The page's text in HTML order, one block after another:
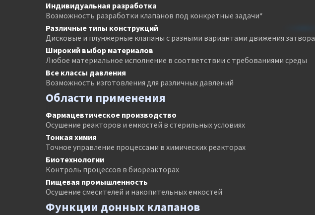
Индивидуальная разработка
Возможность разработки клапанов под конкретные задачи*
Различные типы конструкций
Дисковые и плунжерные клапаны с разными вариантами движения затвора
Широкий выбор материалов
Любое материальное исполнение в соответствии с требованиями среды
Все классы давления
Возможность изготовления для различных давлений
Области применения
Фармацевтическое производство
Осушение реакторов и емкостей в стерильных условиях
Тонкая химия
Точное управление процессами в химических реакторах
Биотехнологии
Контроль процессов в биореакторах
Пищевая промышленность
Осушение смесителей и накопительных емкостей
Функции донных клапанов